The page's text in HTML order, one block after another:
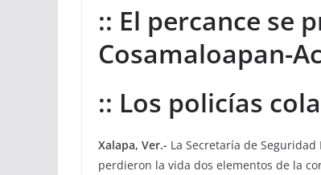
:: El percance se
Cosamaloapan-
:: Los policías
Xalapa, Ver.- La Secretaría de
perdieron la vida dos elementos de la